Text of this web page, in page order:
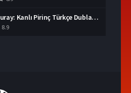
Yedi Samuray: Kanlı Pirinç Türkçe Dublaj İzle
8.9